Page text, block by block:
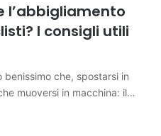
l’abbigliamento
I consigli utili
benissimo che, spostarsi in
muoversi in macchina: il…